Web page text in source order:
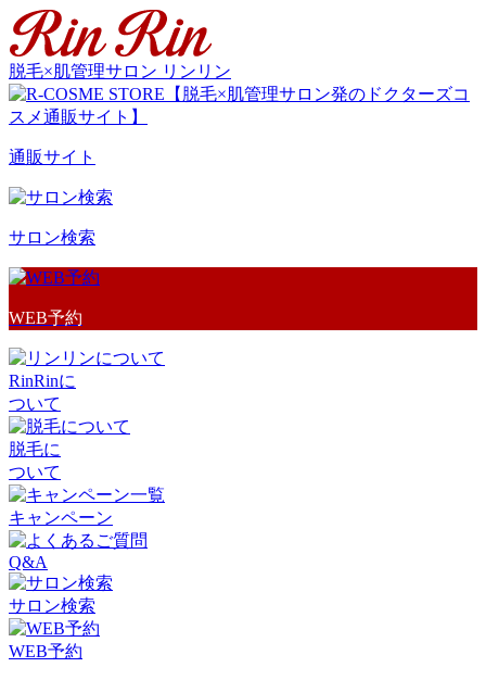
脱毛×肌管理サロン リンリン
通販サイト
サロン検索
WEB予約
RinRinに
ついて
脱毛に
ついて
キャンペーン
Q&A
サロン検索
WEB予約